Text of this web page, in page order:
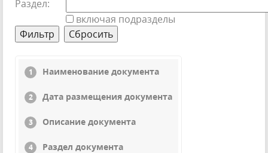
Раздел:
включая подразделы
Наименование документа
Дата размещения документа
Описание документа
Раздел документа